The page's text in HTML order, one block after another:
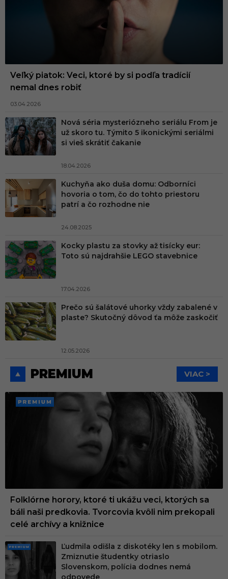
Veľký piatok: Veci, ktoré by si podľa tradícií
nemal dnes robiť
03.04.2026
Nová séria mysteriózneho seriálu From je
už skoro tu. Týmito 5 ikonickými seriálmi
si vieš skrátiť čakanie
18.04.2026
Kuchyňa ako duša domu: Odborníci
hovoria o tom, čo do tohto priestoru
patrí a čo rozhodne nie
24.08.2025
Kocky plastu za stovky až tisícky eur:
Toto sú najdrahšie LEGO stavebnice
17.04.2026
Prečo sú šalátové uhorky vždy zabalené v
plaste? Skutočný dôvod ťa môže zaskočiť
12.05.2026
PREMIUM VIAC >
PREMI
Folklórne horory, ktoré ti ukážu veci, ktorých sa
báli naši predkovia. Tvorcovia kvôli nim prekopali
celé archívy a knižnice
PRE
MIU
M
Ľudmila odišla z diskotéky len s mobilom.
Zmiznutie študentky otriaslo
Slovenskom, polícia dodnes nemá
odpovede